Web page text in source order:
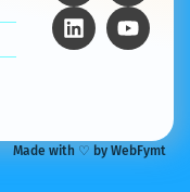
Made with ♡ by WebFymt